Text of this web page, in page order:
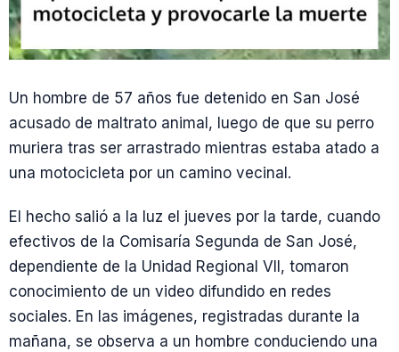
Un hombre de 57 años fue detenido en San José
acusado de maltrato animal, luego de que su perro
muriera tras ser arrastrado mientras estaba atado a
una motocicleta por un camino vecinal.
El hecho salió a la luz el jueves por la tarde, cuando
efectivos de la Comisaría Segunda de San José,
dependiente de la Unidad Regional VII, tomaron
conocimiento de un video difundido en redes
sociales. En las imágenes, registradas durante la
mañana, se observa a un hombre conduciendo una